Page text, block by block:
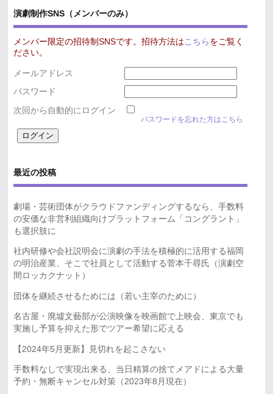
演劇制作SNS（メンバーのみ）
メンバー限定の招待制SNSです。招待方法は こちら をご覧く
ださい。
メールアドレス
パスワード
次回から自動的にログイン
パスワードを忘れた方はこちら
最近の投稿
劇場・芸術団体がクラウドファンディングするなら、手数料
の安価な非営利組織向けプラットフォーム「コングラント」
も選択肢に
社内研修や会社説明会に演劇の手法を積極的に活用する福岡
の明治産業、そこで社員として活動する菅本千尋氏（演劇空
間ロッカクナット）
団体を継続させるためには（若い主宰のために）
名古屋・廃墟文藝部が公演映像を映画館で上映会、東京でも
実施し予算を抑えた形でツアー希望に応える
【2024年5月更新】見切れを起こさない
手数料なしで実現出来る、当日精算の捨てメアドによる大量
予約・無断キャンセル対策（2023年8月現在）